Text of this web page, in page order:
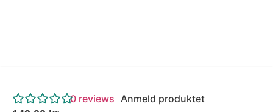
0 reviews Anmeld produktet